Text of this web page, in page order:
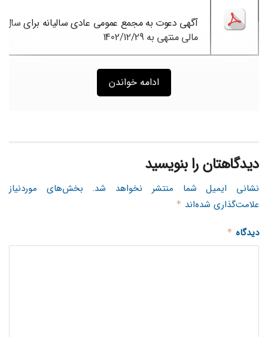
آگهی دعوت به مجمع عمومی عادی سالیانه برای سال
مالی منتهی به 1402/12/29
ادامه خواندن
دیدگاهتان را بنویسید
نشانی ایمیل شما منتشر نخواهد شد.
بخش‌های موردنیاز
علامت‌گذاری شده‌اند *
دیدگاه *